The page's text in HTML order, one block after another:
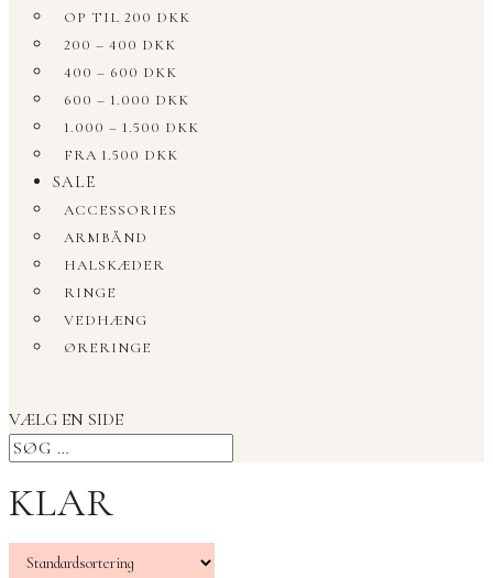
OP TIL 200 DKK
200 – 400 DKK
400 – 600 DKK
600 – 1.000 DKK
1.000 – 1.500 DKK
FRA 1.500 DKK
SALE
ACCESSORIES
ARMBÅND
HALSKÆDER
RINGE
VEDHÆNG
ØRERINGE
VÆLG EN SIDE
KLAR